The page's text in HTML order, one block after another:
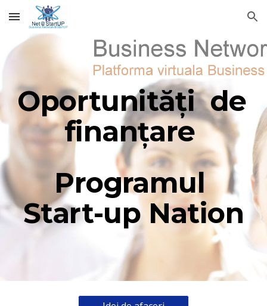
Skip to main content Skip to navigation
Oportunități  de
finanțare
Programul
Start-up Nation